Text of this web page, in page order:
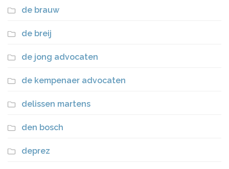
de brauw
de breij
de jong advocaten
de kempenaer advocaten
delissen martens
den bosch
deprez